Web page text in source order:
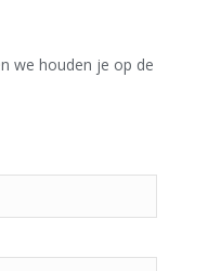
we houden je op de